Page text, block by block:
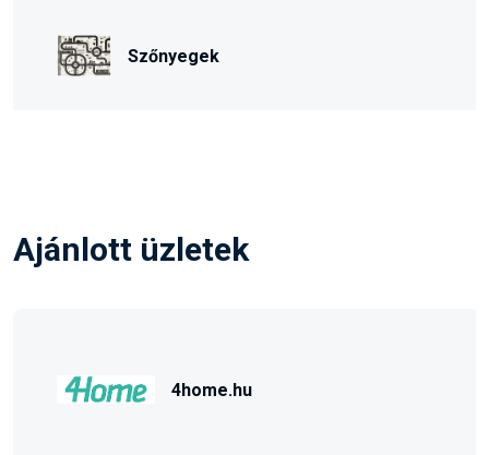
Szőnyegek
Ajánlott üzletek
4home.hu